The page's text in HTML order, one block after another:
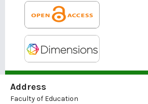
Address
Faculty of Education